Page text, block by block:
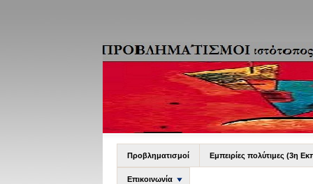
Προβληματισμοί Εμπειρίες πολύτιμες (3η
Επικοινωνία